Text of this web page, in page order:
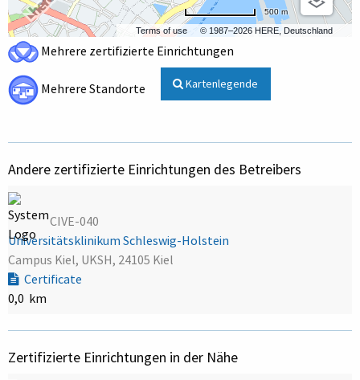
Terms of use © 1987–2026 HERE, Deutschland
500 m
Mehrere zertifizierte Einrichtungen
Mehrere Standorte Kartenlegende
Andere zertifizierte Einrichtungen des Betreibers
CIVE-040
Universitätsklinikum Schleswig-Holstein
Campus Kiel, UKSH, 24105 Kiel
Certificate
0,0 km
Zertifizierte Einrichtungen in der Nähe